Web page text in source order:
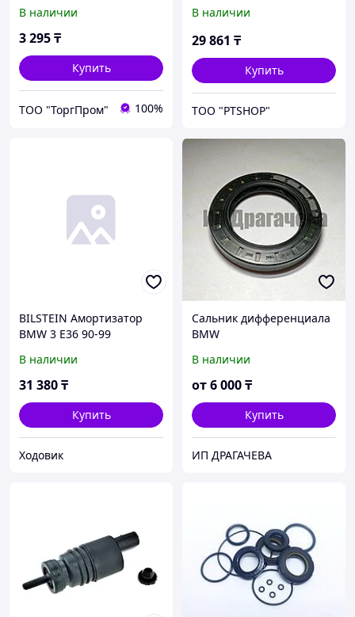
В наличии
3 295₸
Купить
ТОО "ТоргПром" 100%
(BMW E36 E46) JTC
В наличии
29 861 ₸
Купить
ТОО "PTSHOP"
BILSTEIN Амортизатор
BMW 3 E36 90-99
В наличии
31 380₸
Купить
Ходовик
Сальник дифференциала
BMW
85> Corteco арт.
01020317B Corteco.
В наличии
от6 000₸
Купить
ИП ДРАГАЧЕВА